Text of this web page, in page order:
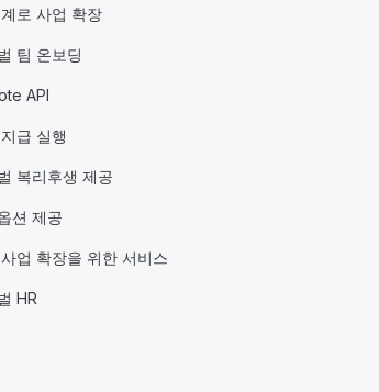
로 사업 확장
팀 온보딩
API
급 실행
복리후생 제공
션 제공
업 확장을 위한 서비스
HR